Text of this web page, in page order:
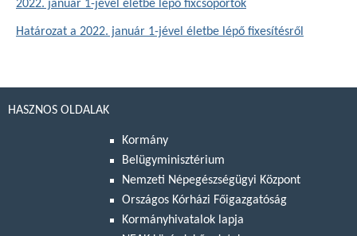
2022. január 1-jével életbe lépő fixcsoportok
Határozat a 2022. január 1-jével életbe lépő fixesítésről
HASZNOS OLDALAK
Kormány
Belügyminisztérium
Nemzeti Népegészségügyi Központ
Országos Kórházi Főigazgatóság
Kormányhivatalok lapja